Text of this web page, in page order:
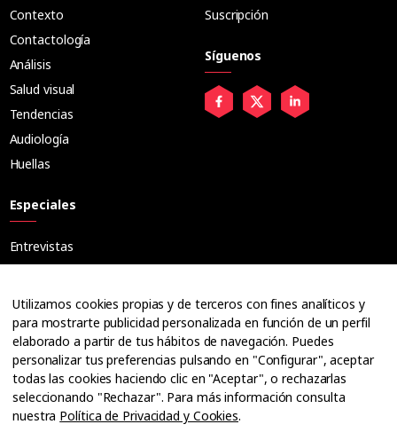
Contexto
Contactología
Análisis
Salud visual
Tendencias
Audiología
Huellas
Especiales
Entrevistas
Ópticos
Cuadernos
Guías
Dossier
Anuarios
Ofertas de empleo
Suscripción
Síguenos
Utilizamos cookies propias y de terceros con fines analíticos y
para mostrarte publicidad personalizada en función de un perfil
elaborado a partir de tus hábitos de navegación. Puedes
personalizar tus preferencias pulsando en "Configurar", aceptar
todas las cookies haciendo clic en "Aceptar", o rechazarlas
seleccionando "Rechazar". Para más información consulta
nuestra Política de Privacidad y Cookies.